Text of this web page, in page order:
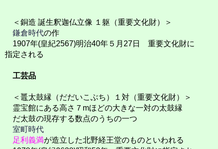
＜銅造 誕生釈迦仏立像 １躯（重要文化財）＞
鎌倉時代の作
1907年(皇紀2567)明治40年５月27日 重要文化財に
指定される
工芸品
＜鼉太鼓縁（だだいこぶち）１対（重要文化財）＞
霊宝館にある高さ７mほどの大きな一対の太鼓縁
だ太鼓の現存する数点のうちの一つ
室町時代
足利義満が造立した北野経王堂のものといわれる